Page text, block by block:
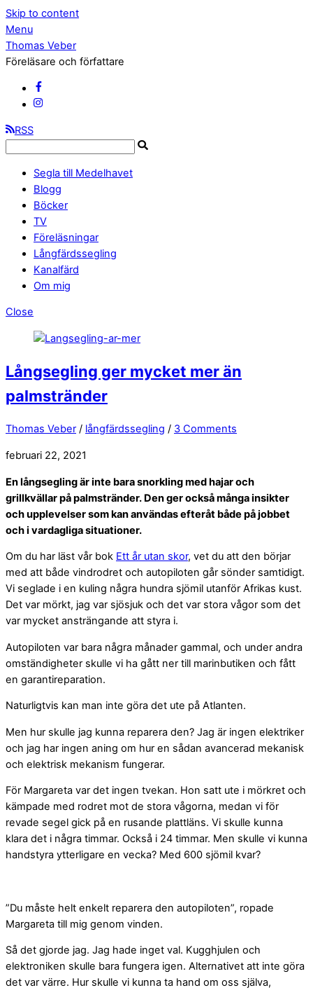
Skip to content
Menu
Thomas Veber
Föreläsare och författare
RSS
Segla till Medelhavet
Blogg
Böcker
TV
Föreläsningar
Långfärdssegling
Kanalfärd
Om mig
Close
Långsegling ger mycket mer än
palmstränder
Thomas Veber / långfärdssegling / 3 Comments
februari 22, 2021
En långsegling är inte bara snorkling med hajar och
grillkvällar på palmstränder. Den ger också många insikter
och upplevelser som kan användas efteråt både på jobbet
och i vardagliga situationer.
Om du har läst vår bok Ett år utan skor, vet du att den börjar
med att både vindrodret och autopiloten går sönder samtidigt.
Vi seglade i en kuling några hundra sjömil utanför Afrikas kust.
Det var mörkt, jag var sjösjuk och det var stora vågor som det
var mycket ansträngande att styra i.
Autopiloten var bara några månader gammal, och under andra
omständigheter skulle vi ha gått ner till marinbutiken och fått
en garantireparation.
Naturligtvis kan man inte göra det ute på Atlanten.
Men hur skulle jag kunna reparera den? Jag är ingen elektriker
och jag har ingen aning om hur en sådan avancerad mekanisk
och elektrisk mekanism fungerar.
För Margareta var det ingen tvekan. Hon satt ute i mörkret och
kämpade med rodret mot de stora vågorna, medan vi för
revade segel gick på en rusande plattläns. Vi skulle kunna
klara det i några timmar. Också i 24 timmar. Men skulle vi kunna
handstyra ytterligare en vecka? Med 600 sjömil kvar?
”Du måste helt enkelt reparera den autopiloten”, ropade
Margareta till mig genom vinden.
Så det gjorde jag. Jag hade inget val. Kugghjulen och
elektroniken skulle bara fungera igen. Alternativet att inte göra
det var värre. Hur skulle vi kunna ta hand om oss själva,